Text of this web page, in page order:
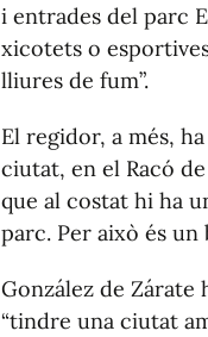
i entrades del parc
xicotets o
lliures de fum”.
El regidor, a més,
ciutat, en el Racó
que al costat hi ha
parc. Per això és un
González de
“tindre una ciutat